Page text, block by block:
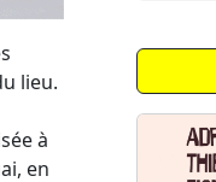
lieu.
à
en